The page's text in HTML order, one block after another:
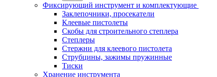
Фиксирующий инструмент и комплектующие
Заклепочники, просекатели
Клеевые пистолеты
Скобы для строительного степлера
Степлеры
Стержни для клеевого пистолета
Струбцины, зажимы пружинные
Тиски
Хранение инструмента